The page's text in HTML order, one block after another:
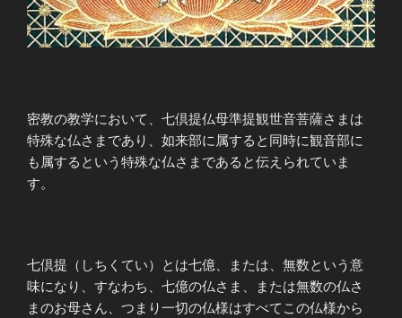
密教の教学において、七倶提仏母準提観世音菩薩さまは
特殊な仏さまであり、如来部に属すると同時に観音部に
も属するという特殊な仏さまであると伝えられていま
す。
七倶提（しちくてい）とは七億、または、無数という意
味になり、すなわち、七億の仏さま、または無数の仏さ
まのお母さん、つまり一切の仏様はすべてこの仏様から